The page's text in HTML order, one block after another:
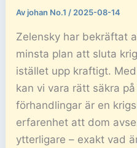
Avjohan No.1 / 2025-08-14
Zelensky har bekräftat
minsta plan att sluta
istället upp kraftigt.
kan vi vara rätt säkra
förhandlingar är en
erfarenhet att dom
ytterligare – exakt vad